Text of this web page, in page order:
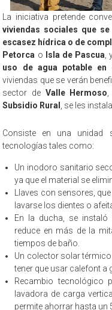
La iniciativa pretende
viviendas sociales que
escasez hídrica o de
Petorca o Isla de Pascua
uso de agua potable en
viviendas que se verán
sector de Valle Hermoso
Subsidio Rural
, se les
Consiste en una unidad
tecnologías tales como:
Un inodoro sanitario
ya que el material se
Llaves con sensores,
lavarse los dientes o
En la ducha, se
reduce en más de la
tiempos de baño.
Un colector solar
tener que usar calefont a
Recambio tecnológico
lavadora de carga
permite ahorrar hasta un